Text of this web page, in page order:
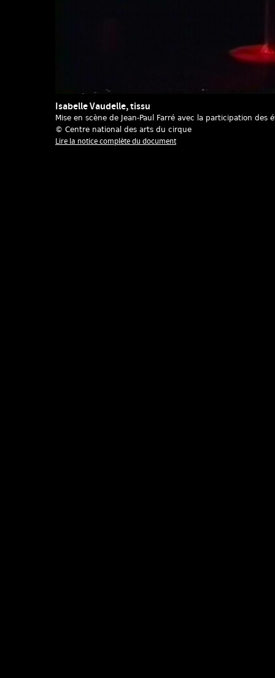
Isabelle Vaudelle, tissu
Mise en scène de Jean-Paul Farré avec la participation
© Centre national des arts du cirque
Lire la notice complète du document